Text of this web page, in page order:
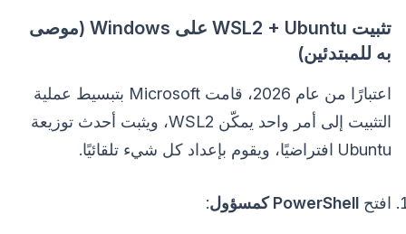
تثبيت WSL2 + Ubuntu على Windows (موصى
به للمبتدئين)
اعتبارًا من عام 2026، قامت Microsoft بتبسيط عملية
التثبيت إلى أمر واحد يمكّن WSL2، ويثبت أحدث توزيعة
Ubuntu افتراضيًا، ويقوم بإعداد كل شيء تلقائيًا.
افتح PowerShell كمسؤول :